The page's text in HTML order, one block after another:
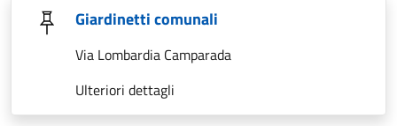
Giardinetti comunali
Via Lombardia Camparada
Ulteriori dettagli